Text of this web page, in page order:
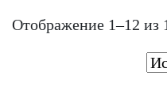
Отображение 1–12 из